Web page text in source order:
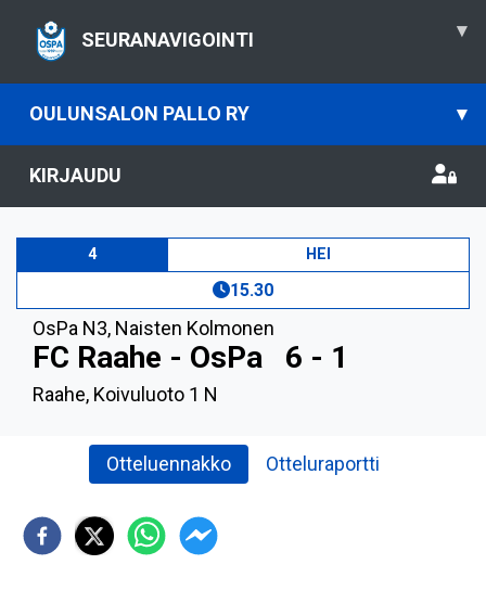
SEURANAVIGOINTI ▾
OULUNSALON PALLO RY ▾
KIRJAUDU
4 HEI
15.30
OsPa N3, Naisten Kolmonen
FC Raahe - OsPa 6 - 1
Raahe, Koivuluoto 1 N
Otteluennakko Otteluraportti